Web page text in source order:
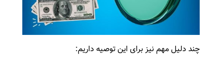
چند دلیل مهم نیز برای این توصیه داریم: